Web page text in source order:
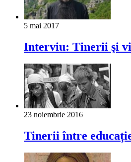
5 mai 2017
Interviu: Tinerii şi
23 noiembrie 2016
Tinerii între